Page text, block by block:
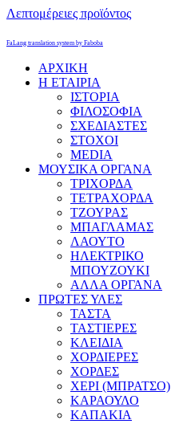
Λεπτομέρειες προϊόντος
FaLang translation system by Faboba
ΑΡΧΙΚΗ
Η ΕΤΑΙΡΙΑ
ΙΣΤΟΡΙΑ
ΦΙΛΟΣΟΦΙΑ
ΣΧΕΔΙΑΣΤΕΣ
ΣΤΟΧΟΙ
MEDIA
ΜΟΥΣΙΚΑ ΟΡΓΑΝΑ
ΤΡΙΧΟΡΔΑ
ΤΕΤΡΑΧΟΡΔΑ
ΤΖΟΥΡΑΣ
ΜΠΑΓΛΑΜΑΣ
ΛΑΟΥΤΟ
ΗΛΕΚΤΡΙΚΟ
ΜΠΟΥΖΟΥΚΙ
ΑΛΛΑ ΟΡΓΑΝΑ
ΠΡΩΤΕΣ ΥΛΕΣ
ΤΑΣΤΑ
ΤΑΣΤΙΕΡΕΣ
ΚΛΕΙΔΙΑ
ΧΟΡΔΙΕΡΕΣ
ΧΟΡΔΕΣ
ΧΕΡΙ (ΜΠΡΑΤΣΟ)
ΚΑΡΑΟΥΛΟ
ΚΑΠΑΚΙΑ